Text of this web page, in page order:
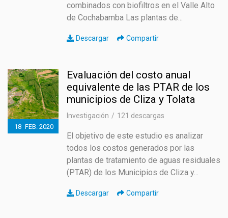
combinados con biofiltros en el Valle Alto
de Cochabamba Las plantas de...
Descargar Compartir
18 FEB. 2020
Evaluación del costo anual
equivalente de las PTAR de los
municipios de Cliza y Tolata
Investigación 121 descargas
El objetivo de este estudio es analizar
todos los costos generados por las
plantas de tratamiento de aguas residuales
(PTAR) de los Municipios de Cliza y...
Descargar Compartir